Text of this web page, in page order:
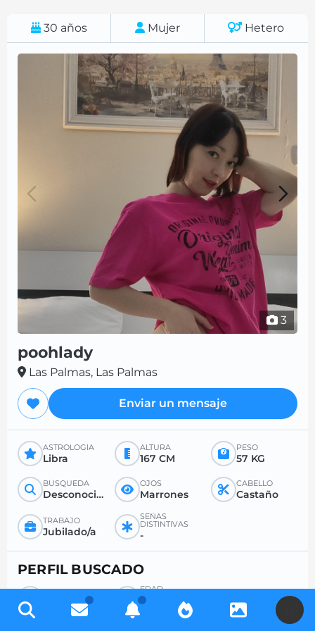
30 años Mujer Hetero
3
poohlady
Las Palmas, Las Palmas
Enviar un mensaje
ASTROLOGÍA
Libra
ALTURA
167 CM
PESO
57 KG
BÚSQUEDA
Desconocido
OJOS
Marrones
CABELLO
Castaño
TRABAJO
Jubilado/a
SEÑAS
DISTINTIVAS
-
PERFIL BUSCADO
Hombre
EDAD
DESEADA
-